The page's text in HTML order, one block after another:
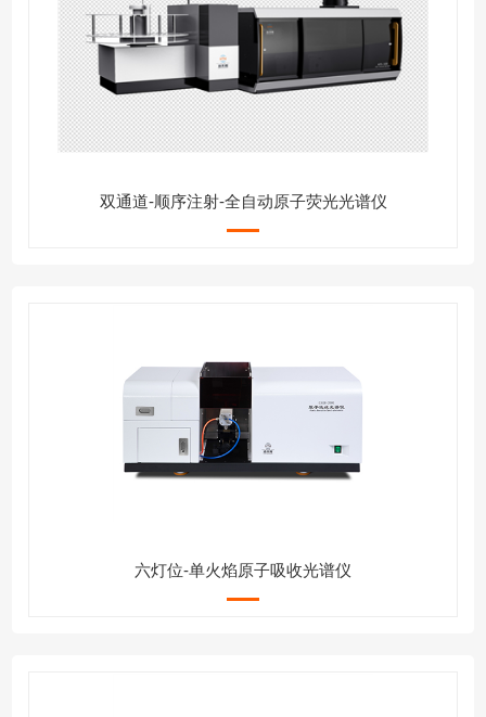
双通道-顺序注射-全自动原子荧光光谱仪
六灯位-单火焰原子吸收光谱仪